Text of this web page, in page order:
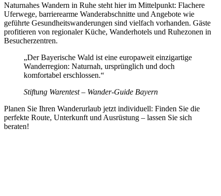
Naturnahes Wandern in Ruhe steht hier im Mittelpunkt: Flachere
Uferwege, barrierearme Wanderabschnitte und Angebote wie
geführte Gesundheitswanderungen sind vielfach vorhanden. Gäste
profitieren von regionaler Küche, Wanderhotels und Ruhezonen in
Besucherzentren.
„Der Bayerische Wald ist eine europaweit einzigartige
Wanderregion: Naturnah, ursprünglich und doch
komfortabel erschlossen.“
Stiftung Warentest – Wander-Guide Bayern
Planen Sie Ihren Wanderurlaub jetzt individuell: Finden Sie die
perfekte Route, Unterkunft und Ausrüstung – lassen Sie sich
beraten!